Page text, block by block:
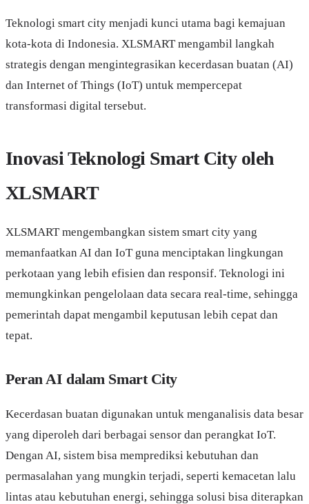
Teknologi smart city menjadi kunci utama bagi kemajuan
kota-kota di Indonesia. XLSMART mengambil langkah
strategis dengan mengintegrasikan kecerdasan buatan (AI)
dan Internet of Things (IoT) untuk mempercepat
transformasi digital tersebut.
Inovasi Teknologi Smart City oleh
XLSMART
XLSMART mengembangkan sistem smart city yang
memanfaatkan AI dan IoT guna menciptakan lingkungan
perkotaan yang lebih efisien dan responsif. Teknologi ini
memungkinkan pengelolaan data secara real-time, sehingga
pemerintah dapat mengambil keputusan lebih cepat dan
tepat.
Peran AI dalam Smart City
Kecerdasan buatan digunakan untuk menganalisis data besar
yang diperoleh dari berbagai sensor dan perangkat IoT.
Dengan AI, sistem bisa memprediksi kebutuhan dan
permasalahan yang mungkin terjadi, seperti kemacetan lalu
lintas atau kebutuhan energi, sehingga solusi bisa diterapkan